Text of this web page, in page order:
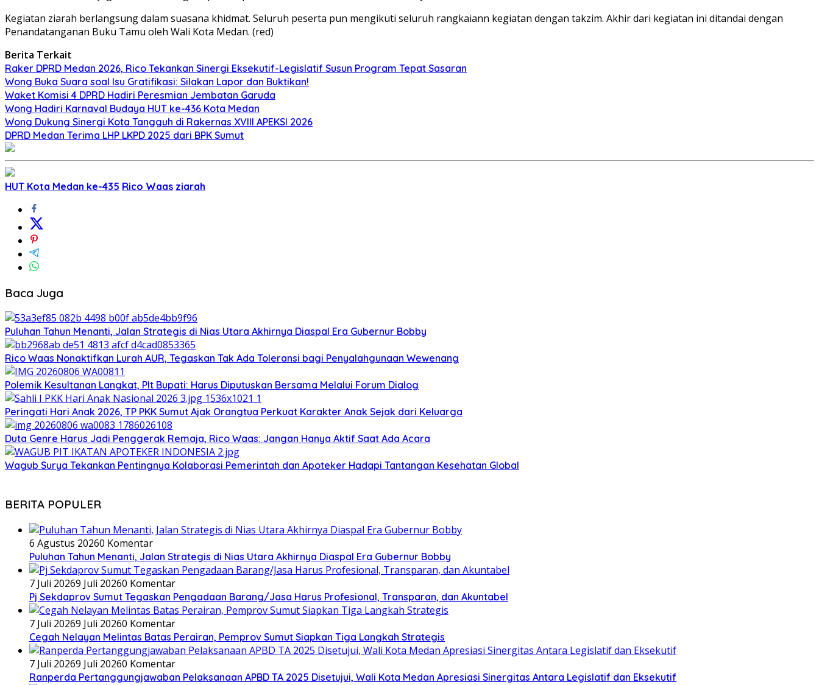
Kegiatan ziarah berlangsung dalam suasana khidmat. Seluruh peserta pun mengikuti seluruh rangkaiann kegiatan dengan takzim. Akhir dari kegiatan ini ditandai dengan
Penandatanganan Buku Tamu oleh Wali Kota Medan. (red)
Berita Terkait
Raker DPRD Medan 2026, Rico Tekankan Sinergi Eksekutif-Legislatif Susun Program Tepat Sasaran
Wong Buka Suara soal Isu Gratifikasi: Silakan Lapor dan Buktikan!
Waket Komisi 4 DPRD Hadiri Peresmian Jembatan Garuda
Wong Hadiri Karnaval Budaya HUT ke-436 Kota Medan
Wong Dukung Sinergi Kota Tangguh di Rakernas XVIII APEKSI 2026
DPRD Medan Terima LHP LKPD 2025 dari BPK Sumut
HUT Kota Medan ke-435 Rico Waas ziarah
Baca Juga
Puluhan Tahun Menanti, Jalan Strategis di Nias Utara Akhirnya Diaspal Era Gubernur Bobby
Rico Waas Nonaktifkan Lurah AUR, Tegaskan Tak Ada Toleransi bagi Penyalahgunaan Wewenang
Polemik Kesultanan Langkat, Plt Bupati: Harus Diputuskan Bersama Melalui Forum Dialog
Peringati Hari Anak 2026, TP PKK Sumut Ajak Orangtua Perkuat Karakter Anak Sejak dari Keluarga
Duta Genre Harus Jadi Penggerak Remaja, Rico Waas: Jangan Hanya Aktif Saat Ada Acara
Wagub Surya Tekankan Pentingnya Kolaborasi Pemerintah dan Apoteker Hadapi Tantangan Kesehatan Global
BERITA POPULER
6 Agustus 20260 Komentar
Puluhan Tahun Menanti, Jalan Strategis di Nias Utara Akhirnya Diaspal Era Gubernur Bobby
7 Juli 20269 Juli 20260 Komentar
Pj Sekdaprov Sumut Tegaskan Pengadaan Barang/Jasa Harus Profesional, Transparan, dan Akuntabel
7 Juli 20269 Juli 20260 Komentar
Cegah Nelayan Melintas Batas Perairan, Pemprov Sumut Siapkan Tiga Langkah Strategis
7 Juli 20269 Juli 20260 Komentar
Ranperda Pertanggungjawaban Pelaksanaan APBD TA 2025 Disetujui, Wali Kota Medan Apresiasi Sinergitas Antara Legislatif dan Eksekutif